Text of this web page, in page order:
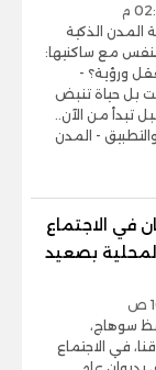
المدن الذكية
مع ساكنيها:
ورؤية؟ -
بل حياة تنبض
تبدأ من الآن..
- المدن
في الاجتماع
المحلية بصعيد
سوهاج،
في الاجتماع